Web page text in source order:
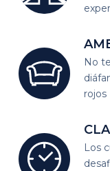
No
rojos
Los